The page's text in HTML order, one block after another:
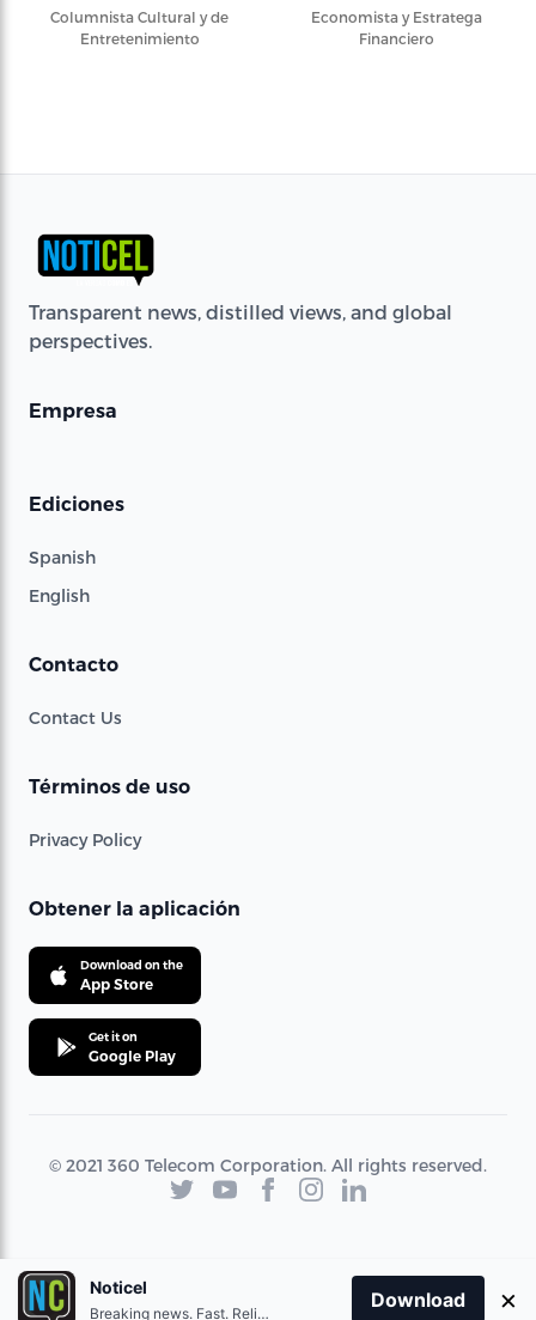
Columnista Cultural y de
Entretenimiento
Economista y Estratega
Financiero
Transparent news, distilled views, and global
perspectives.
Empresa
Ediciones
Spanish
English
Contacto
Contact Us
Términos de uso
Privacy Policy
Obtener la aplicación
Download on the
App Store
Get it on
Google Play
© 2021 360 Telecom Corporation. All rights reserved.
Noticel
Breaking news. Fast. Reliable.
Download ×